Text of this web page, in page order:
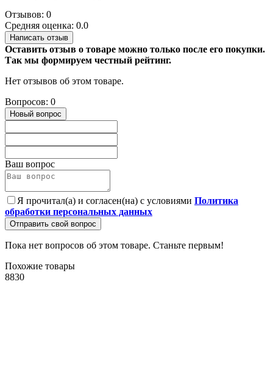
Отзывов: 0
Средняя оценка: 0.0
Написать отзыв
Оставить отзыв о товаре можно только после его покупки.
Так мы формируем честный рейтинг.
Нет отзывов об этом товаре.
Вопросов: 0
Новый вопрос
Ваш вопрос
Я прочитал(а) и согласен(на) с условиями Политика
обработки персональных данных
Отправить свой вопрос
Пока нет вопросов об этом товаре. Станьте первым!
Похожие товары
8830